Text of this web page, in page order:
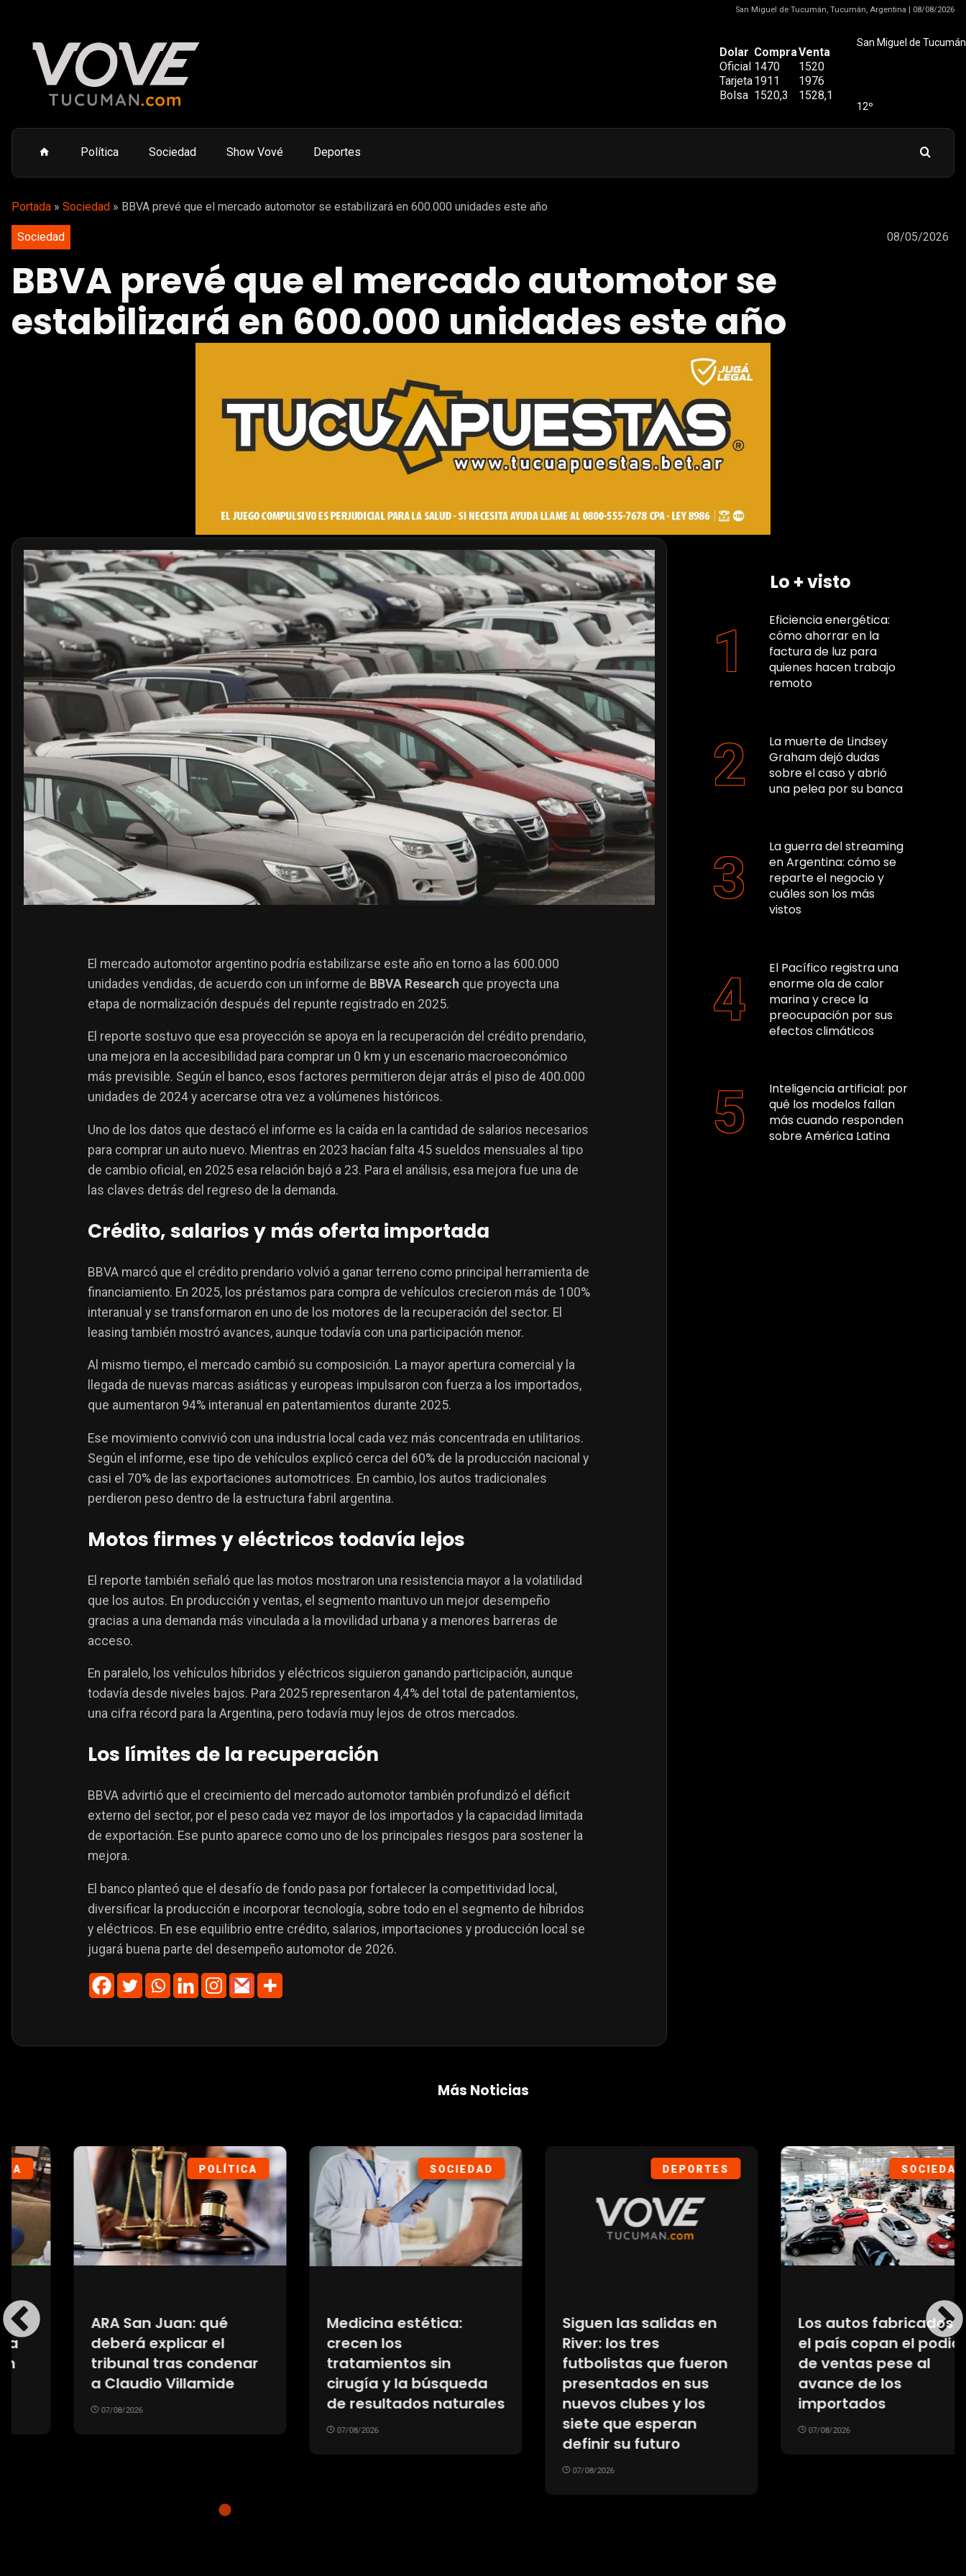
San Miguel de Tucumán, Tucumán, Argentina | 08/08/2026
Dolar CompraVenta
Oficial 1470
1520
Tarjeta1911
1976
Bolsa 1520,3 1528,1
San Miguel de Tucumán
12º
Política Sociedad Show Vové Deportes
Portada » Sociedad » BBVA prevé que el mercado automotor se estabilizará en 600.000 unidades este año
Sociedad 08/05/2026
BBVA prevé que el mercado automotor se
estabilizará en 600.000 unidades este año
El mercado automotor argentino podría estabilizarse este año en torno a las 600.000
unidades vendidas, de acuerdo con un informe de BBVA Research que proyecta una
etapa de normalización después del repunte registrado en 2025.
El reporte sostuvo que esa proyección se apoya en la recuperación del crédito prendario,
una mejora en la accesibilidad para comprar un 0 km y un escenario macroeconómico
más previsible. Según el banco, esos factores permitieron dejar atrás el piso de 400.000
unidades de 2024 y acercarse otra vez a volúmenes históricos.
Uno de los datos que destacó el informe es la caída en la cantidad de salarios necesarios
para comprar un auto nuevo. Mientras en 2023 hacían falta 45 sueldos mensuales al tipo
de cambio oficial, en 2025 esa relación bajó a 23. Para el análisis, esa mejora fue una de
las claves detrás del regreso de la demanda.
Crédito, salarios y más oferta importada
BBVA marcó que el crédito prendario volvió a ganar terreno como principal herramienta de
financiamiento. En 2025, los préstamos para compra de vehículos crecieron más de 100%
interanual y se transformaron en uno de los motores de la recuperación del sector. El
leasing también mostró avances, aunque todavía con una participación menor.
Al mismo tiempo, el mercado cambió su composición. La mayor apertura comercial y la
llegada de nuevas marcas asiáticas y europeas impulsaron con fuerza a los importados,
que aumentaron 94% interanual en patentamientos durante 2025.
Ese movimiento convivió con una industria local cada vez más concentrada en utilitarios.
Según el informe, ese tipo de vehículos explicó cerca del 60% de la producción nacional y
casi el 70% de las exportaciones automotrices. En cambio, los autos tradicionales
perdieron peso dentro de la estructura fabril argentina.
Motos firmes y eléctricos todavía lejos
El reporte también señaló que las motos mostraron una resistencia mayor a la volatilidad
que los autos. En producción y ventas, el segmento mantuvo un mejor desempeño
gracias a una demanda más vinculada a la movilidad urbana y a menores barreras de
acceso.
En paralelo, los vehículos híbridos y eléctricos siguieron ganando participación, aunque
todavía desde niveles bajos. Para 2025 representaron 4,4% del total de patentamientos,
una cifra récord para la Argentina, pero todavía muy lejos de otros mercados.
Los límites de la recuperación
BBVA advirtió que el crecimiento del mercado automotor también profundizó el déficit
externo del sector, por el peso cada vez mayor de los importados y la capacidad limitada
de exportación. Ese punto aparece como uno de los principales riesgos para sostener la
mejora.
El banco planteó que el desafío de fondo pasa por fortalecer la competitividad local,
diversificar la producción e incorporar tecnología, sobre todo en el segmento de híbridos
y eléctricos. En ese equilibrio entre crédito, salarios, importaciones y producción local se
jugará buena parte del desempeño automotor de 2026.
Lo + visto
Eficiencia energética:
cómo ahorrar en la
factura de luz para
quienes hacen trabajo
remoto
La muerte de Lindsey
Graham dejó dudas
sobre el caso y abrió
una pelea por su banca
La guerra del streaming
en Argentina: cómo se
reparte el negocio y
cuáles son los más
vistos
El Pacífico registra una
enorme ola de calor
marina y crece la
preocupación por sus
efectos climáticos
Inteligencia artificial: por
qué los modelos fallan
más cuando responden
sobre América Latina
Más Noticias
POLÍTICA
ARA San Juan: qué
deberá explicar el
tribunal tras condenar
a Claudio Villamide
07/08/2026
SOCIEDAD
Medicina estética:
crecen los
tratamientos sin
cirugía y la búsqueda
de resultados naturales
07/08/2026
DEPORTES
Siguen las salidas en
River: los tres
futbolistas que fueron
presentados en sus
nuevos clubes y los
siete que esperan
definir su futuro
07/08/2026
SOCIEDAD
Los autos fabricados en
el país copan el podio
de ventas pese al
avance de los
importados
07/08/2026